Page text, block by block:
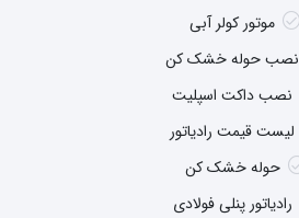
موتور کولر آبی
نصب حوله خشک کن
نصب داکت اسپلیت
لیست قیمت رادیاتور
حوله خشک کن
رادیاتور پنلی فولادی